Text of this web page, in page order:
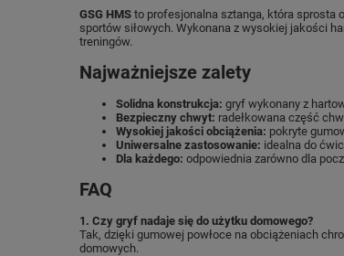
GSG HMS to profesjonalna sztanga, która sprosta
sportów siłowych. Wykonana z wysokiej jakości
treningów.
Najważniejsze zalety
Solidna konstrukcja: gryf wykonany z
Bezpieczny chwyt: radełkowana część
Wysokiej jakości obciążenia: pokryte
Uniwersalne zastosowanie: idealna do
Dla każdego: odpowiednia zarówno dla
FAQ
1. Czy gryf nadaje się do użytku domowego?
Tak, dzięki gumowej powłoce na obciążeniach
domowych.